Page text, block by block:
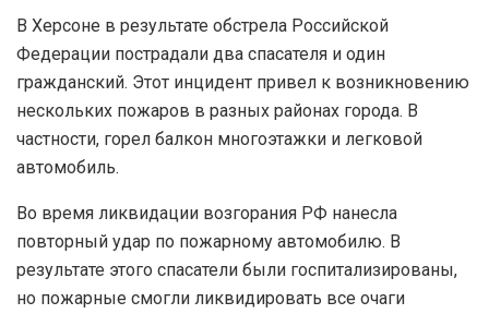
В Херсоне в результате обстрела Российской
Федерации пострадали два спасателя и один
гражданский. Этот инцидент привел к возникновению
нескольких пожаров в разных районах города. В
частности, горел балкон многоэтажки и легковой
автомобиль.
Во время ликвидации возгорания РФ нанесла
повторный удар по пожарному автомобилю. В
результате этого спасатели были госпитализированы,
но пожарные смогли ликвидировать все очаги